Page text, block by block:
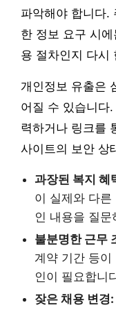
파악해야 합니다.
한 정보 요구 시
용 절차인지 다시
개인정보 유출은
어질 수 있습니다
력하거나 링크를
사이트의 보안 상
과장된 복지 혜
이 실제와 다른
인 내용을 질
불분명한 근무
계약 기간 등
인이 필요합니
잦은 채용 변경: